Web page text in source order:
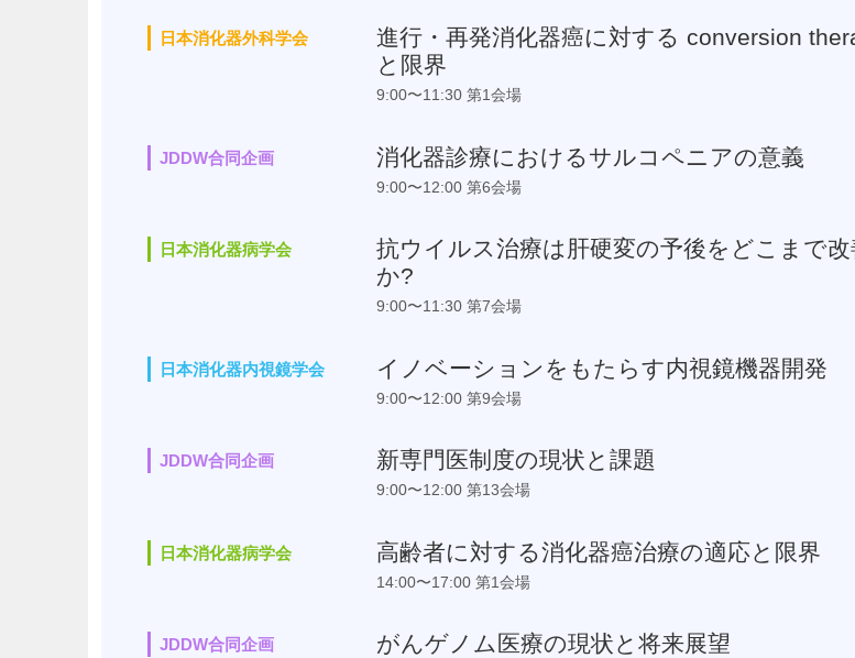
日本消化器外科学会
進行・再発消化器癌に対する conversion
と限界
9:00〜11:30 第1会場
JDDW合同企画 消化器診療におけるサルコペニアの意義
9:00〜12:00 第6会場
日本消化器病学会
抗ウイルス治療は肝硬変の予後をどこまで改
か?
9:00〜11:30 第7会場
日本消化器内視鏡学会 イノベーションをもたらす内視鏡機器開発
9:00〜12:00 第9会場
JDDW合同企画 新専門医制度の現状と課題
9:00〜12:00 第13会場
日本消化器病学会 高齢者に対する消化器癌治療の適応と限界
14:00〜17:00 第1会場
JDDW合同企画 がんゲノム医療の現状と将来展望